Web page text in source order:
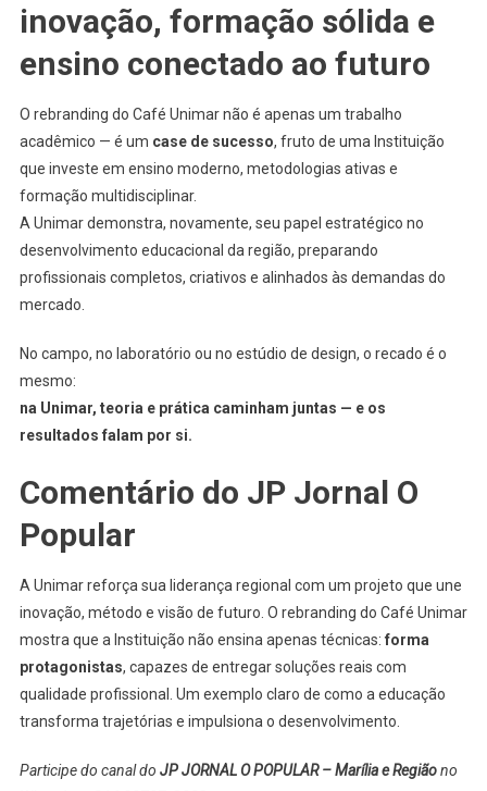
inovação, formação sólida e
ensino conectado ao futuro
O rebranding do Café Unimar não é apenas um trabalho
acadêmico — é um case de sucesso, fruto de uma Instituição
que investe em ensino moderno, metodologias ativas e
formação multidisciplinar.
A Unimar demonstra, novamente, seu papel estratégico no
desenvolvimento educacional da região, preparando
profissionais completos, criativos e alinhados às demandas do
mercado.
No campo, no laboratório ou no estúdio de design, o recado é o
mesmo:
na Unimar, teoria e prática caminham juntas — e os
resultados falam por si.
Comentário do JP Jornal O
Popular
A Unimar reforça sua liderança regional com um projeto que une
inovação, método e visão de futuro. O rebranding do Café Unimar
mostra que a Instituição não ensina apenas técnicas: forma
protagonistas, capazes de entregar soluções reais com
qualidade profissional. Um exemplo claro de como a educação
transforma trajetórias e impulsiona o desenvolvimento.
Participe do canal do JP JORNAL O POPULAR – Marília e Regiãono